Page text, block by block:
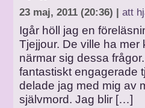
23 maj, 2011 (20:36) | att
Igår höll jag en
Tjejjour. De ville ha
närmar sig dessa
fantastiskt engagerade
delade jag med mig av
självmord. Jag blir […]